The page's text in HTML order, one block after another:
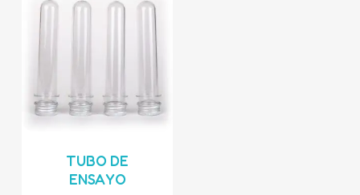
TUBO DE
ENSAYO